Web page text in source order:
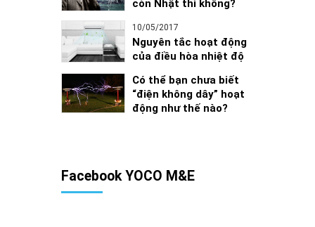
còn Nhật thì không?
10/05/2017
Nguyên tắc hoạt động
của điều hòa nhiệt độ
Có thể bạn chưa biết
“điện không dây” hoạt
động như thế nào?
Facebook YOCO M&E